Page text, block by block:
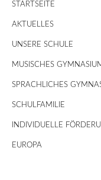
STARTSEITE
AKTUELLES
UNSERE SCHULE
MUSISCHES
SPRACHLICHES
SCHULFAMILIE
INDIVIDUELLE
EUROPA